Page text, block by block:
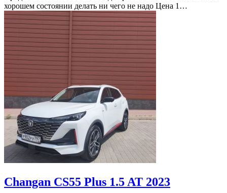
хорошем состоянии делать ни чего не надо Цена 1…
Changan CS55 Plus 1.5 AT 2023